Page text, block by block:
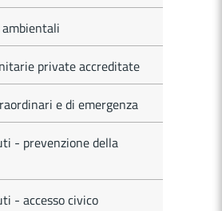
private accreditate
e di emergenza
- prevenzione della
- accesso civico